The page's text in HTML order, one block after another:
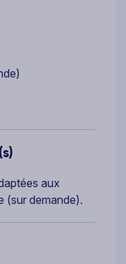
aux
(sur demande).